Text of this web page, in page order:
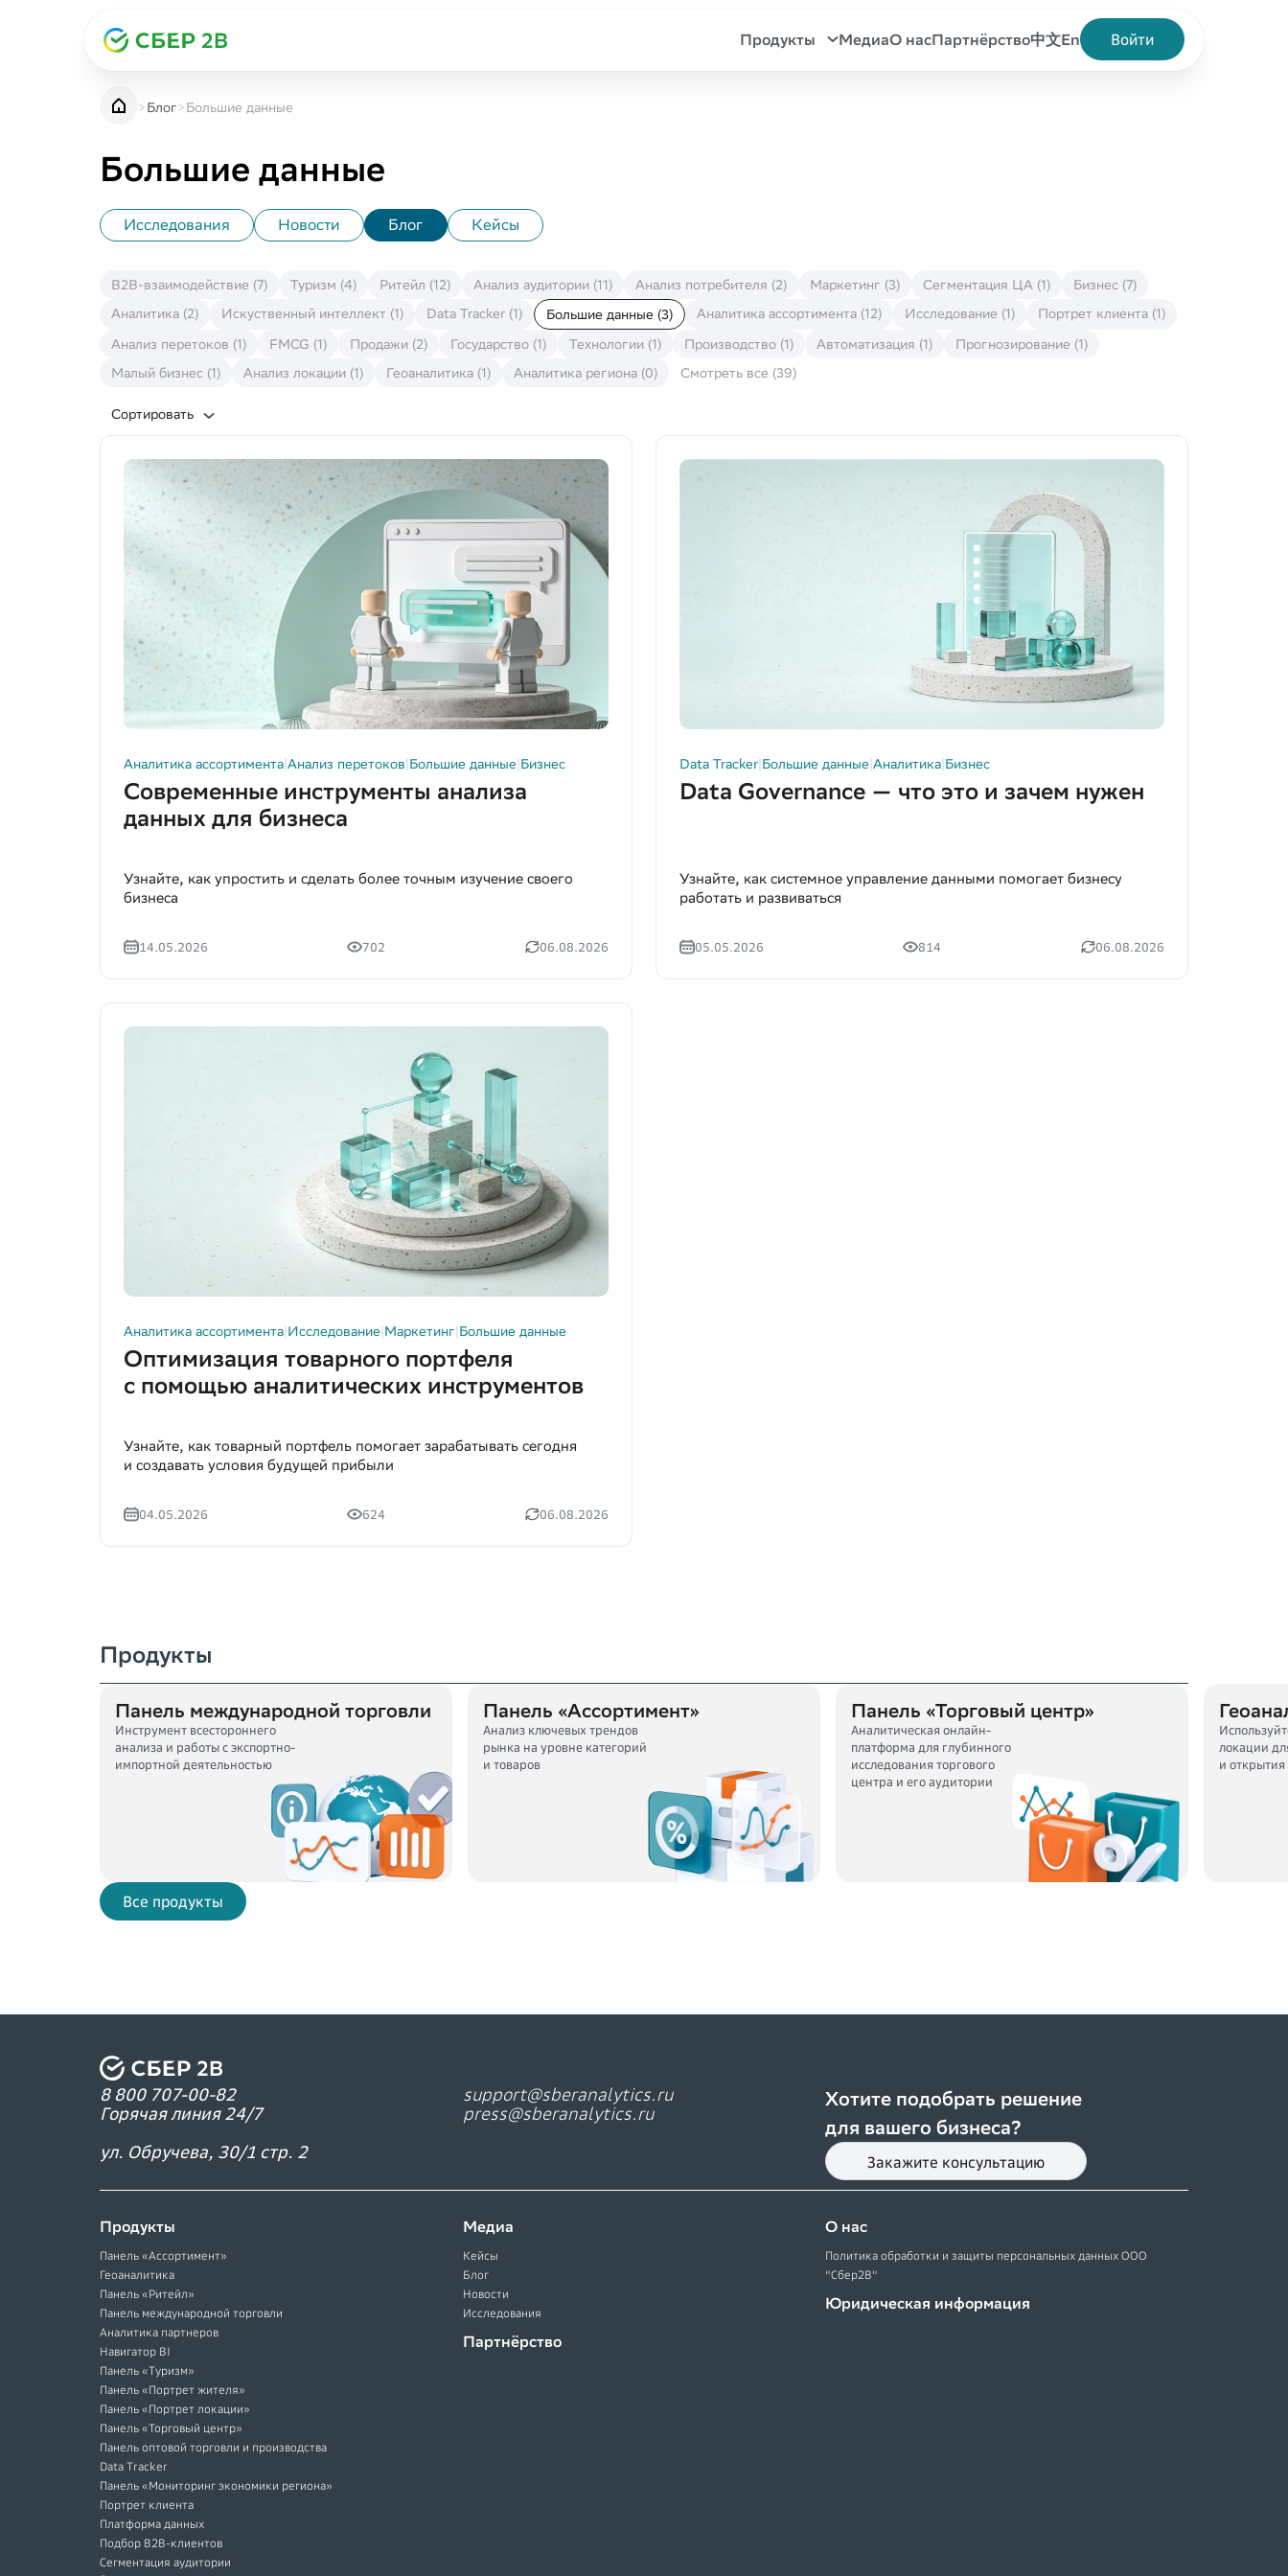
Продукты МедиаО насПартнёрство中文En Войти
>Блог>Большие данные
Большие данные
Исследования Новости Блог Кейсы
B2B-взаимодействие (7) Туризм (4) Ритейл (12) Анализ аудитории (11) Анализ потребителя (2) Маркетинг (3) Сегментация ЦА (1)
Бизнес (7)
Аналитика (2)
Искуственный интеллект (1) Data Tracker (1) Большие данные (3) Аналитика ассортимента (12) Исследование (1)
Портрет клиента (1)
Анализ перетоков (1)
FMCG (1) Продажи (2) Государство (1) Технологии (1) Производство (1) Автоматизация (1)
Прогнозирование (1)
Малый бизнес (1)
Анализ локации (1) Геоаналитика (1) Аналитика региона (0) Смотреть все (39)
Сортировать
Аналитика ассортимента Анализ перетоков Большие данные Бизнес
Современные инструменты анализа
данных для бизнеса
Узнайте, как упростить и сделать более точным изучение своего
бизнеса
14.05.2026 702 06.08.2026
Data Tracker Большие данные Аналитика Бизнес
Data Governance — что это и зачем нужен
Узнайте, как системное управление данными помогает бизнесу
работать и развиваться
05.05.2026 814 06.08.2026
Аналитика ассортимента Исследование Маркетинг Большие данные
Оптимизация товарного портфеля
с помощью аналитических инструментов
Узнайте, как товарный портфель помогает зарабатывать сегодня
и создавать условия будущей прибыли
04.05.2026 624 06.08.2026
Продукты
Панель международной торговли
Инструмент всестороннего
анализа и работы с экспортно-
импортной деятельностью
Панель «Ассортимент»
Анализ ключевых трендов
рынка на уровне категорий
и товаров
Панель «Торговый центр»
Аналитическая онлайн-
платформа для глубинного
исследования торгового
центра и его аудитории
локации
и
Все продукты
8 800 707-00-82
Горячая линия 24/7
ул. Обручева, 30/1 стр. 2
support@sberanalytics.ru
press@sberanalytics.ru
Хотите подобрать решение
для вашего бизнеса?
Закажите консультацию
Продукты
Панель «Ассортимент»
Геоаналитика
Панель «Ритейл»
Панель международной торговли
Аналитика партнеров
Навигатор BI
Панель «Туризм»
Панель «Портрет жителя»
Панель «Портрет локации»
Панель «Торговый центр»
Панель оптовой торговли и производства
Data Tracker
Панель «Мониторинг экономики региона»
Портрет клиента
Платформа данных
Подбор B2B-клиентов
Сегментация аудитории
Медиа
Кейсы
Блог
Новости
Исследования
Партнёрство
О нас
Политика обработки и защиты персональных данных ООО
"Сбер2В"
Юридическая информация
Заявка на консультацию
Leave a request for research
B2B-взаимодействие (7)
Анализ аудитории (11)
Анализ потребителя (2)
Аналитика (2)
Большие данные (3)
Аналитика ассортимента (12)
Исследование (1)
Портрет клиента (1)
Технологии (1)
Прогнозирование (1)
Анализ локации (1)
Геоаналитика (1)
Аналитика региона (0)